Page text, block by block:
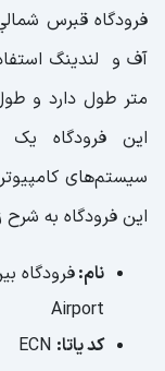
فرودگاه قبرس
این فرودگاه یک
سیستم‌های
این فرودگاه به
نام:
Airport
کد یاتا: